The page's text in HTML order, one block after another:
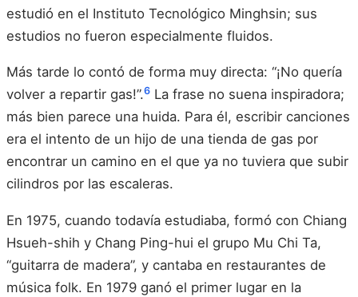
estudió en el Instituto Tecnológico Minghsin; sus
estudios no fueron especialmente fluidos.
Más tarde lo contó de forma muy directa: “¡No quería
volver a repartir gas!”.6 La frase no suena inspiradora;
más bien parece una huida. Para él, escribir canciones
era el intento de un hijo de una tienda de gas por
encontrar un camino en el que ya no tuviera que subir
cilindros por las escaleras.
En 1975, cuando todavía estudiaba, formó con Chiang
Hsueh-shih y Chang Ping-hui el grupo Mu Chi Ta,
“guitarra de madera”, y cantaba en restaurantes de
música folk. En 1979 ganó el primer lugar en la